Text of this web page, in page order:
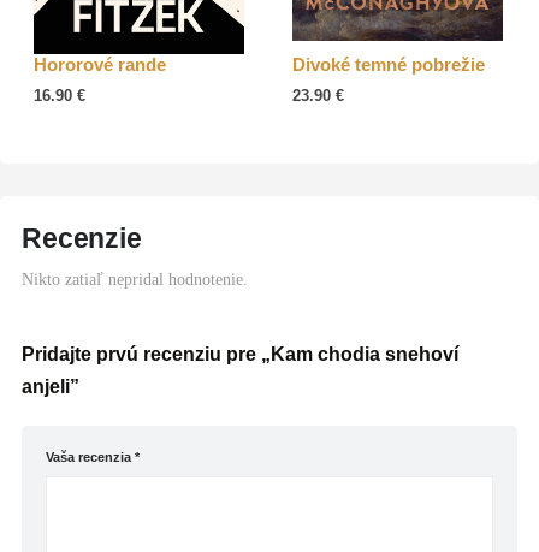
Hororové rande
16.90 €
Divoké temné pobrežie
23.90€
Recenzie
Nikto zatiaľ nepridal hodnotenie.
Pridajte prvú recenziu pre „Kam chodia snehoví
anjeli”
Vaša recenzia*